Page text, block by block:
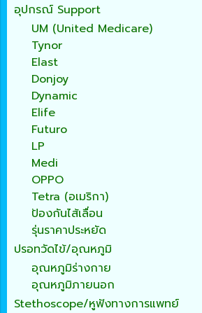
อุปกรณ์ Support
UM (United Medicare)
Tynor
Elast
Donjoy
Dynamic
Elife
Futuro
LP
Medi
OPPO
Tetra (อเมริกา)
ป้องกันไส้เลื่อน
รุ่นราคาประหยัด
ปรอทวัดไข้/อุณหภูมิ
อุณหภูมิร่างกาย
อุณหภูมิภายนอก
Stethoscope/หูฟังทางการแพทย์